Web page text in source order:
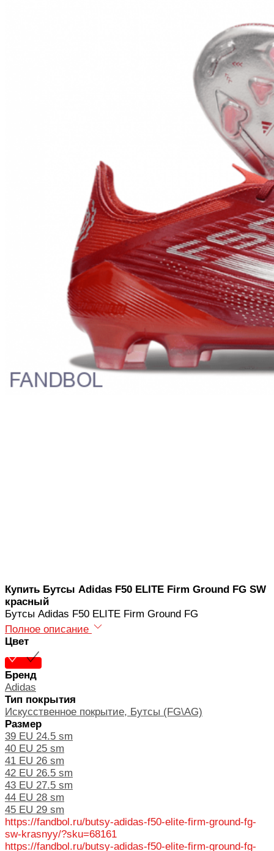
Купить Бутсы Adidas F50 ELITE Firm Ground FG SW
красный
Бутсы Adidas F50 ELITE Firm Ground FG
Полное описание
Цвет
Бренд
Adidas
Тип покрытия
Искусственное покрытие, Бутсы (FG\AG)
Размер
39 EU 24.5 sm
40 EU 25 sm
41 EU 26 sm
42 EU 26.5 sm
43 EU 27.5 sm
44 EU 28 sm
45 EU 29 sm
https://fandbol.ru/butsy-adidas-f50-elite-firm-ground-fg-
sw-krasnyy/?sku=68161
https://fandbol.ru/butsy-adidas-f50-elite-firm-ground-fg-